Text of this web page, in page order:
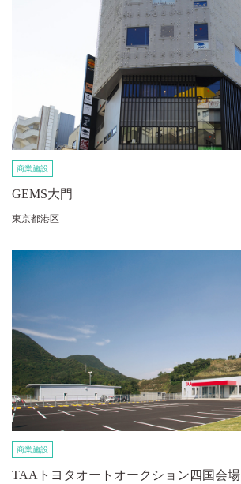
商業施設
GEMS大門
東京都港区
商業施設
TAAトヨタオートオークション四国会場